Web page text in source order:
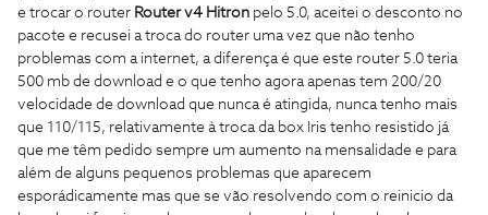
e trocar o router Router v4 Hitron pelo 5.0, aceitei o desconto no
pacote e recusei a troca do router uma vez que não tenho
problemas com a internet, a diferença é que este router 5.0 teria
500 mb de download e o que tenho agora apenas tem 200/20
velocidade de download que nunca é atingida, nunca tenho mais
que 110/115, relativamente à troca da box Iris tenho resistido já
que me têm pedido sempre um aumento na mensalidade e para
além de alguns pequenos problemas que aparecem
esporádicamente mas que se vão resolvendo com o reinicio da